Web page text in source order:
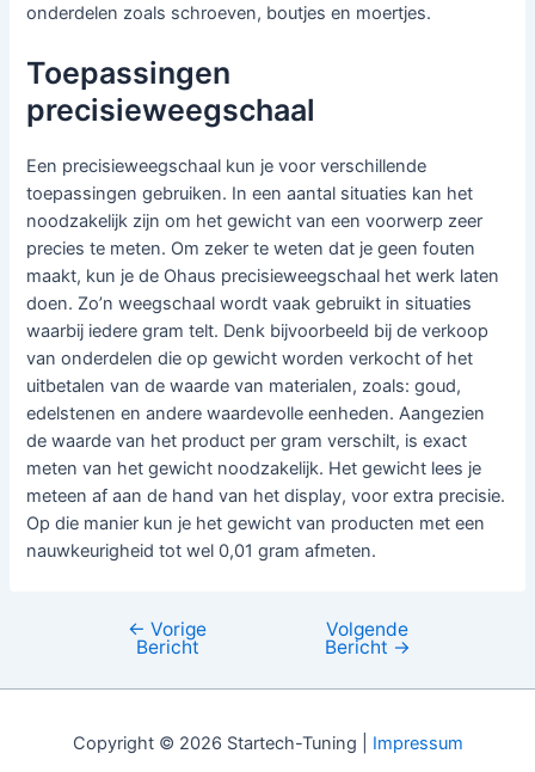
onderdelen zoals schroeven, boutjes en moertjes.
Toepassingen
precisieweegschaal
Een precisieweegschaal kun je voor verschillende
toepassingen gebruiken. In een aantal situaties kan het
noodzakelijk zijn om het gewicht van een voorwerp zeer
precies te meten. Om zeker te weten dat je geen fouten
maakt, kun je de Ohaus precisieweegschaal het werk laten
doen. Zo’n weegschaal wordt vaak gebruikt in situaties
waarbij iedere gram telt. Denk bijvoorbeeld bij de verkoop
van onderdelen die op gewicht worden verkocht of het
uitbetalen van de waarde van materialen, zoals: goud,
edelstenen en andere waardevolle eenheden. Aangezien
de waarde van het product per gram verschilt, is exact
meten van het gewicht noodzakelijk. Het gewicht lees je
meteen af aan de hand van het display, voor extra precisie.
Op die manier kun je het gewicht van producten met een
nauwkeurigheid tot wel 0,01 gram afmeten.
navigatie
← Vorige
Bericht
Volgende
Bericht →
Copyright © 2026 Startech-Tuning | Impressum